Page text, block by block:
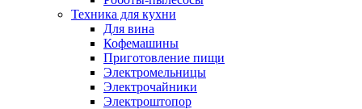
Техника для кухни
Для вина
Кофемашины
Приготовление пищи
Электромельницы
Электрочайники
Электроштопор